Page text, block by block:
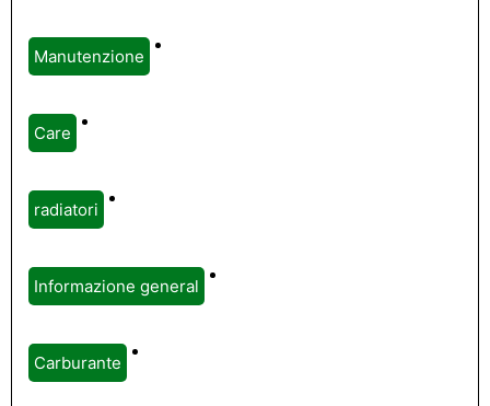
Manutenzione
Care
radiatori
Informazione general
Carburante